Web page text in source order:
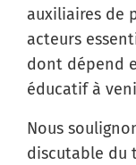
auxiliaires de
acteurs
dont dépend
éducatif à
Nous
discutable du